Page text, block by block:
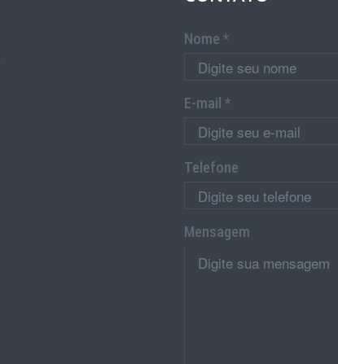
Nome *
E-mail *
Telefone
Mensagem